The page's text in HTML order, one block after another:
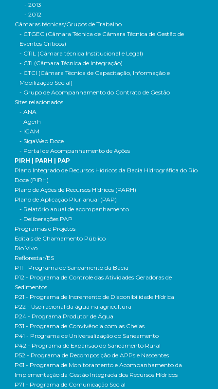
- 2013
- 2012
Câmaras técnicas/Grupos de Trabalho
- CTGEC (Câmara Técnica de Câmara Técnica de Gestão de
Eventos Críticos)
- CTIL (Câmara técnica Institucional e Legal)
- CTI (Câmara Técnica de Integração)
- CTCI (Câmara Técnica de Capacitação, Informação e
Mobilização Social)
- Grupo de Acompanhamento do Contrato de Gestão
Sites relacionados
- ANA
- Agerh
- IGAM
- SigaWeb Doce
- Portal de Acompanhamento de Ações
PIRH | PARH | PAP
Plano Integrado de Recursos Hídricos da Bacia Hidrográfica do Rio
Doce (PIRH)
Plano de Ações de Recursos Hídricos (PARH)
Plano de Aplicação Plurianual (PAP)
- Relatório anual de acompanhamento
- Deliberações PAP
Programas e Projetos
Editais de Chamamento Público
Rio Vivo
Reflorestar/ES
P11 - Programa de Saneamento da Bacia
P12 - Programa de Controle das Atividades Geradoras de
Sedimentos
P21 - Programa de Incremento de Disponibilidade Hídrica
P22 - Uso racional da água na agricultura
P24 - Programa Produtor de Água
P31 - Programa de Convivência com as Cheias
P41 - Programa de Universalização do Saneamento
P42 - Programa de Expansão do Saneamento Rural
P52 - Programa de Recomposição de APPs e Nascentes
P61 - Programa de Monitoramento e Acompanhamento da
Implementação da Gestão Integrada dos Recursos Hídricos
P71 - Programa de Comunicação Social